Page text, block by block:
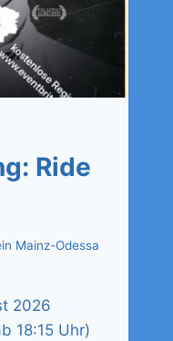
Ride
Mainz-Odessa
2026
18:15 Uhr)